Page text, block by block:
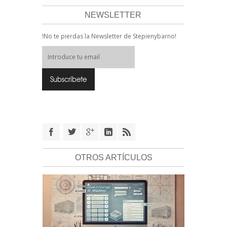
NEWSLETTER
!No te pierdas la Newsletter de Stepienybarno!
OTROS ARTÍCULOS